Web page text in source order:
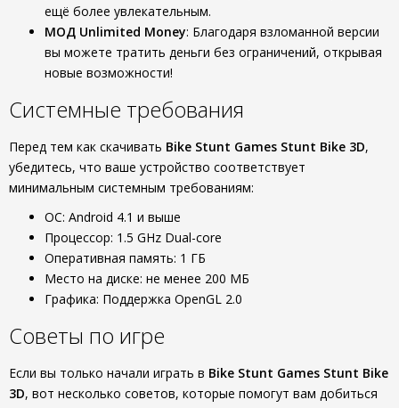
ещё более увлекательным.
МОД Unlimited Money: Благодаря взломанной версии
вы можете тратить деньги без ограничений, открывая
новые возможности!
Системные требования
Перед тем как скачивать Bike Stunt Games Stunt Bike 3D,
убедитесь, что ваше устройство соответствует
минимальным системным требованиям:
ОС: Android 4.1 и выше
Процессор: 1.5 GHz Dual-core
Оперативная память: 1 ГБ
Место на диске: не менее 200 МБ
Графика: Поддержка OpenGL 2.0
Советы по игре
Если вы только начали играть в Bike Stunt Games Stunt Bike
3D, вот несколько советов, которые помогут вам добиться